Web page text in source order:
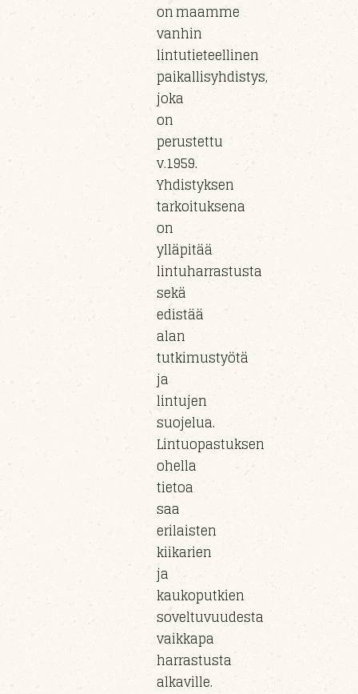
on maamme
vanhin
lintutieteellinen
paikallisyhdistys,
joka
on
perustettu
v.1959.
Yhdistyksen
tarkoituksena
on
ylläpitää
lintuharrastusta
sekä
edistää
alan
tutkimustyötä
ja
lintujen
suojelua.
Lintuopastuksen
ohella
tietoa
saa
erilaisten
kiikarien
ja
kaukoputkien
soveltuvuudesta
vaikkapa
harrastusta
alkaville.